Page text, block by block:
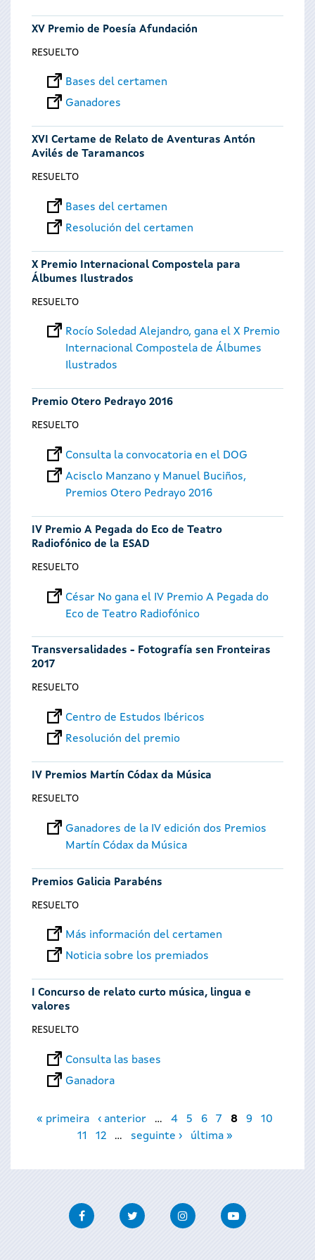
XV Premio de Poesía Afundación
RESUELTO
Bases del certamen
Ganadores
XVI Certame de Relato de Aventuras Antón
Avilés de Taramancos
RESUELTO
Bases del certamen
Resolución del certamen
X Premio Internacional Compostela para
Álbumes Ilustrados
RESUELTO
Rocío Soledad Alejandro, gana el X Premio
Internacional Compostela de Álbumes
Ilustrados
Premio Otero Pedrayo 2016
RESUELTO
Consulta la convocatoria en el DOG
Acisclo Manzano y Manuel Buciños,
Premios Otero Pedrayo 2016
IV Premio A Pegada do Eco de Teatro
Radiofónico de la ESAD
RESUELTO
César No gana el IV Premio A Pegada do
Eco de Teatro Radiofónico
Transversalidades - Fotografía sen Fronteiras
2017
RESUELTO
Centro de Estudos Ibéricos
Resolución del premio
IV Premios Martín Códax da Música
RESUELTO
Ganadores de la IV edición dos Premios
Martín Códax da Música
Premios Galicia Parabéns
RESUELTO
Más información del certamen
Noticia sobre los premiados
I Concurso de relato curto música, lingua e
valores
RESUELTO
Consulta las bases
Ganadora
Páginas
« primeira ‹ anterior … 4 5 6 7 8 9
10
11
12 … seguinte › última »
FacebookTwitter InstagramYoutube